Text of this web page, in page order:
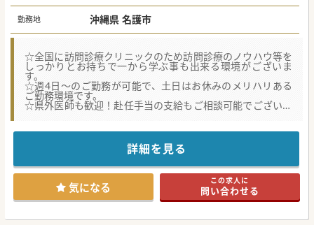
勤務地 沖縄県 名護市
☆全国に訪問診療クリニックのため訪問診療のノウハウ等を
しっかりとお持ちで一から学ぶ事も出来る環境がございま
す。
☆週4日～のご勤務が可能で、土日はお休みのメリハリある
ご勤務環境です。
☆県外医師も歓迎！赴任手当の支給もご相談可能でございま
す。
【募集背景】
■この度、超高齢化が進む地域における在宅医療のニーズ拡
大に応えるべく、新規に訪問診療クリニックを開設する運び
となりました。
■開設当初はグループ内の医師が赴任して診療基盤を構築い
たしますが、将来的に管理医師へ就任いただける方を歓迎し
■訪問診療が未経験の先生も広く募集しており、遠方からの
詳細を見る
気になる この求人に
問い合わせる